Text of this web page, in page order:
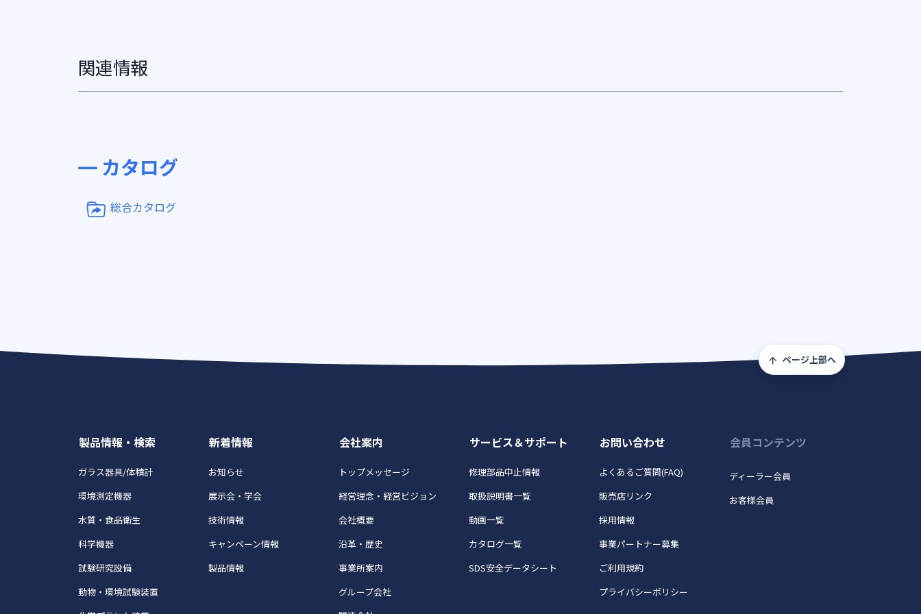
関連情報
カタログ
総合カタログ
ページ上部へ
製品情報・検索
ガラス器具/体積計
環境測定機器
水質・食品衛生
科学機器
試験研究設備
動物・環境試験装置
新着情報
お知らせ
展示会・学会
技術情報
キャンペーン情報
製品情報
会社案内
トップメッセージ
経営理念・経営ビジョン
会社概要
沿革・歴史
事業所案内
グループ会社
サービス＆サポート
修理部品中止情報
取扱説明書一覧
動画一覧
カタログ一覧
SDS安全データシート
お問い合わせ
よくあるご質問(FAQ)
販売店リンク
採用情報
事業パートナー募集
ご利用規約
プライバシーポリシー
会員コンテンツ
ディーラー会員
お客様会員